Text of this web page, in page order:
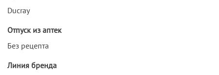
Ducray
Отпуск из аптек
Без рецепта
Линия бренда